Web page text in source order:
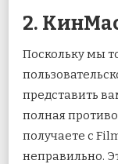
2.
Поскольку мы
представить
полная
получаете с
неправильно.